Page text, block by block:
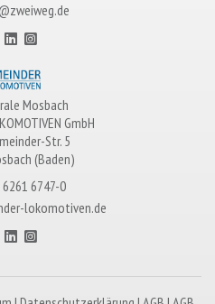
Mosbach
GmbH
Str. 5
(Baden)
6747-0
lokomotiven.de